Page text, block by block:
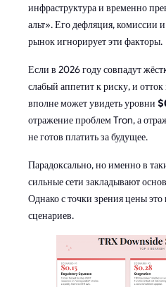
инфраструктура и временно
альт». Его дефляция, комиссии
рынок игнорирует эти факторы.
Если в 2026 году совпадут
слабый аппетит к риску, и
вполне может увидеть уровни
отражение проблем Tron, а
не готов платить за будущее.
Парадоксально, но именно в
сильные сети закладывают
Однако с точки зрения цены
сценариев.